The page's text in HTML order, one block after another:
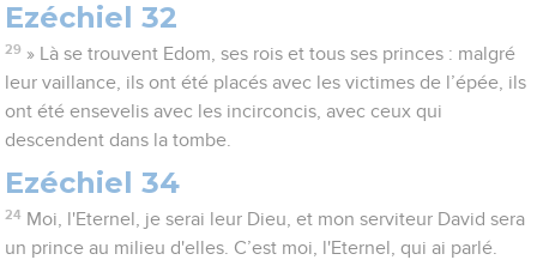
Ezéchiel 32
29 » Là se trouvent Edom, ses rois et tous ses princes : malgré
leur vaillance, ils ont été placés avec les victimes de l’épée, ils
ont été ensevelis avec les incirconcis, avec ceux qui
descendent dans la tombe.
Ezéchiel 34
24 Moi, l'Eternel, je serai leur Dieu, et mon serviteur David sera
un prince au milieu d'elles. C’est moi, l'Eternel, qui ai parlé.